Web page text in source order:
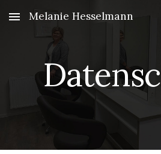
Skip to main content
Melanie Hesselmann